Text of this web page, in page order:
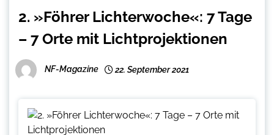
2. »Föhrer Lichterwoche«: 7 Tage
– 7 Orte mit Lichtprojektionen
NF-Magazine 22. September 2021